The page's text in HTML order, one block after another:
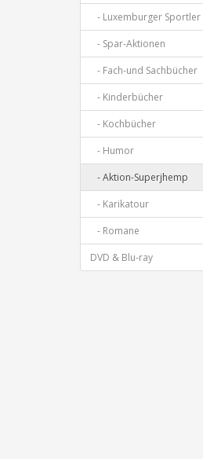
- Luxemburger Sportler
- Spar-Aktionen
- Fach-und Sachbücher
- Kinderbücher
- Kochbücher
- Humor
- Aktion-Superjhemp
- Karikatour
- Romane
DVD & Blu-ray